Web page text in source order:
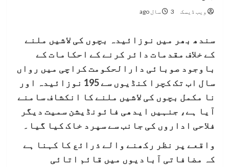
ویب ڈیسک 3 سال ago
سندھ بھر میں نوزائیدہ بچوں کی لاشیں ملنے
کے خلاف مقدمات دائر کرنے کے احکامات کے
باوجود صوبائی دارالحکومت کراچی میں رواں
سال اب تک کچرا کنڈیوں سے 195 نوزائیدہ اور
نا مکمل بچوں کی لاشیں ملنے کا انکشاف سامنے
آیا ہے، جنہیں ایدھی فائونڈیشن سمیت دیگر
فلاحی اداروں کی جانب سے سپرد خاک کیا گیا۔
واقعے پر نظر رکھنے والے ذرائع کا کہنا ہے
کہ مضافاتی آبادیوں میں قائم اتائی